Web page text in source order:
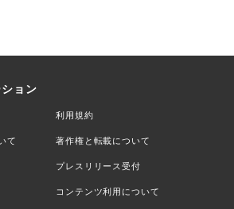
ョン
利用規約
て 著作権と転載について
プレスリリース受付
コンテンツ利用について